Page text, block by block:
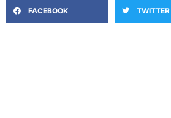
FACEBOOK TWITTER